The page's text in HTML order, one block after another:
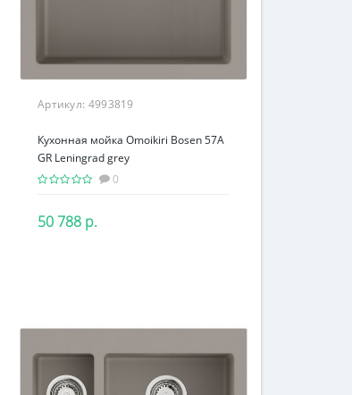
Артикул: 4993819
Кухонная мойка Omoikiri Bosen 57A
GR Leningrad grey
0
50 788 р.